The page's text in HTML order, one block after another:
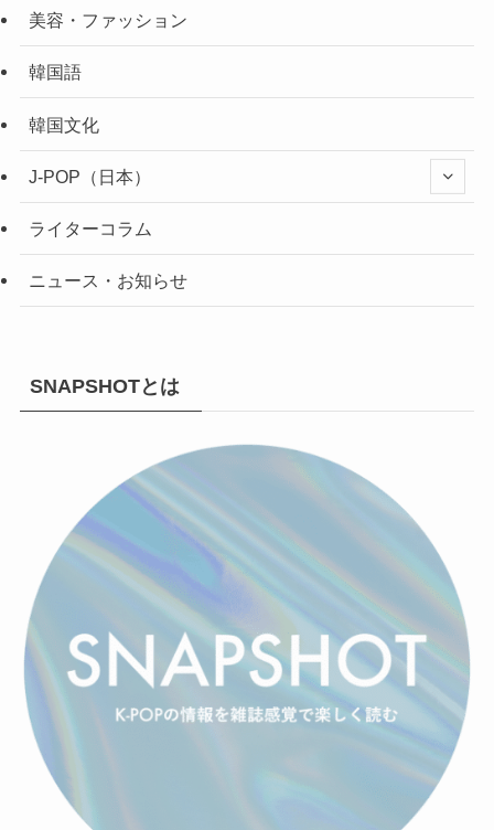
美容・ファッション
韓国語
韓国文化
J-POP（日本）
ライターコラム
ニュース・お知らせ
SNAPSHOTとは